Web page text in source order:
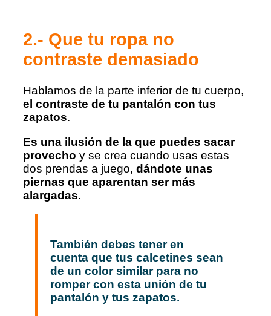
2.- Que tu ropa no
contraste demasiado
Hablamos de la parte inferior de tu cuerpo,
el contraste de tu pantalón con tus
zapatos.
Es una ilusión de la que puedes sacar
provecho y se crea cuando usas estas
dos prendas a juego, dándote unas
piernas que aparentan ser más
alargadas.
También debes tener en
cuenta que tus calcetines sean
de un color similar para no
romper con esta unión de tu
pantalón y tus zapatos.